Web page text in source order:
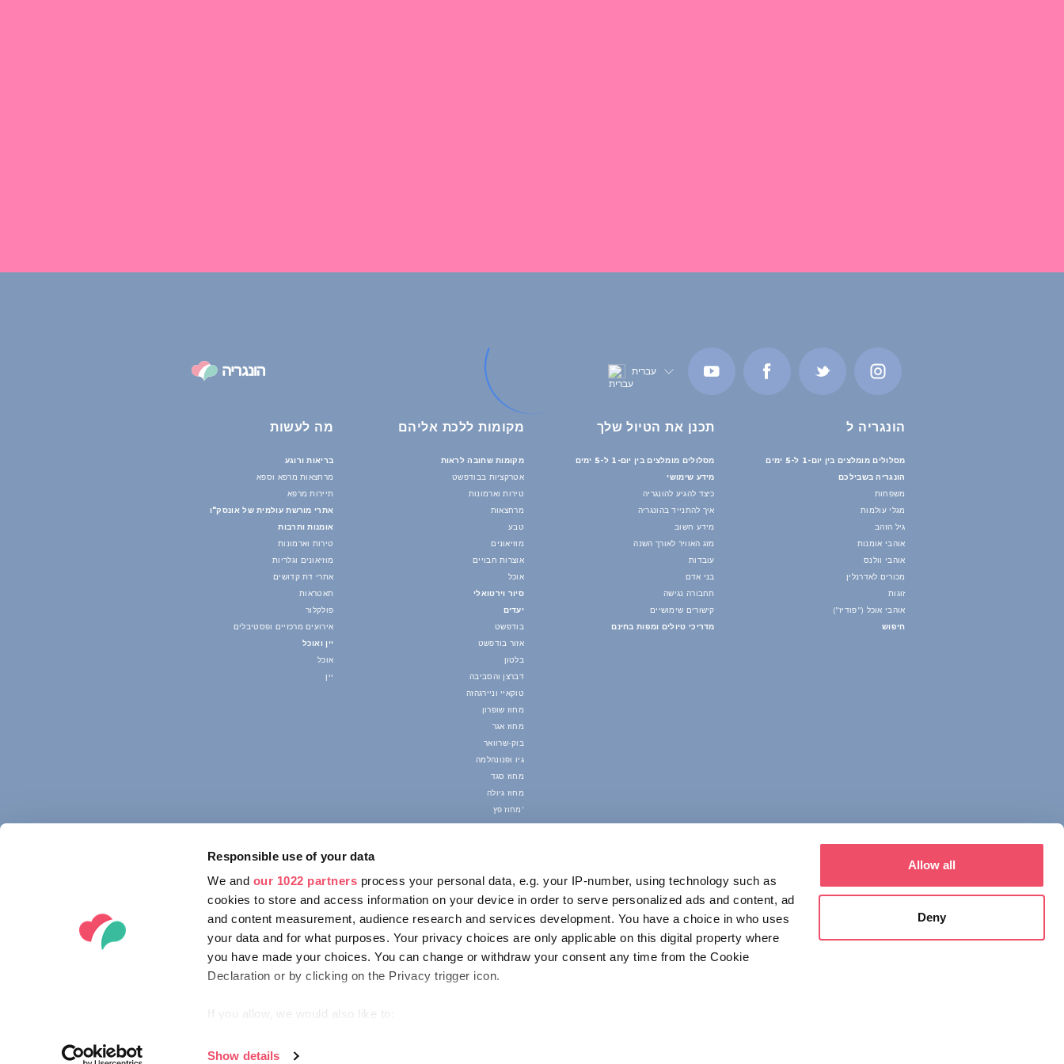
Responsible use of your data
We and our 1022 partners process your personal data, e.g. your IP-number, using technology such as
cookies to store and access information on your device in order to serve personalized ads and content, ad
and content measurement, audience research and services development. You have a choice in who uses
your data and for what purposes. Your privacy choices are only applicable on this digital property where
you have made your choices. You can change or withdraw your consent any time from the Cookie
Declaration or by clicking on the Privacy trigger icon.
If you allow, we would also like to:
Identify your device by actively scanning it for specific characteristics (fingerprinting)
Show details
Allow all
Deny
עברית
מה לעשות
בריאות ורוגע
מרחצאות מרפא וספא
תיירות מרפא
אתרי מורשת עולמית של אונסק"ו
אומנות ותרבות
טירות וארמונות
מוזיאונים וגלריות
אתרי דת קדושים
תאטראות
פולקלור
אירועים מרכזיים ופסטיבלים
יין ואוכל
אוכל
יין
מקומות ללכת אליהם
מקומות שחובה לראות
אטרקציות בבודפשט
טירות וארמונות
מרחצאות
טבע
מוזיאונים
אוצרות חבויים
אוכל
סיור וירטואלי
יעדים
בודפשט
אזור בודפשט
בלטון
דברצן והסביבה
טוקאיי וניירגהזה
מחוז שופרון
מחוז אגר
בוק-שרוואר
גיו ופנונהלמה
מחוז סגד
מחוז גיולה
מחוז פץ'
תכנן את הטיול שלך
מסלולים מומלצים בין יום-1 ל-5 ימים
מידע שימושי
כיצד להגיע להונגריה
איך להתנייד בהונגריה
מידע חשוב
מזג האוויר לאורך השנה
עובדות
בני אדם
תחבורה נגישה
קישורים שימושיים
מדריכי טיולים ומפות בחינם
הונגריה ל
מסלולים מומלצים בין יום-1 ל-5 ימים
הונגריה בשבילכם
משפחות
מגלי עולמות
גיל הזהב
אוהבי אומנות
אוהבי וולנס
מכורים לאדרנלין
זוגות
אוהבי אוכל ("פודיז")
חיפוש